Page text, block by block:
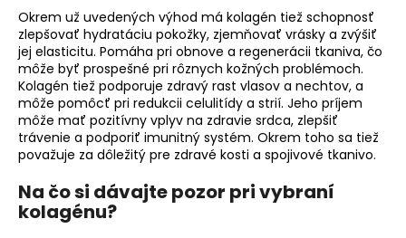
Okrem už uvedených výhod má kolagén tiež schopnosť
zlepšovať hydratáciu pokožky, zjemňovať vrásky a zvýšiť
jej elasticitu. Pomáha pri obnove a regenerácii tkaniva, čo
môže byť prospešné pri rôznych kožných problémoch.
Kolagén tiež podporuje zdravý rast vlasov a nechtov, a
môže pomôcť pri redukcii celulitídy a strií. Jeho príjem
môže mať pozitívny vplyv na zdravie srdca, zlepšiť
trávenie a podporiť imunitný systém. Okrem toho sa tiež
považuje za dôležitý pre zdravé kosti a spojivové tkanivo.
Na čo si dávajte pozor pri vybraní
kolagénu?